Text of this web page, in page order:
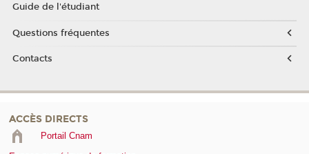
Guide de l'étudiant
Questions fréquentes
Contacts
ACCÈS DIRECTS
Portail Cnam